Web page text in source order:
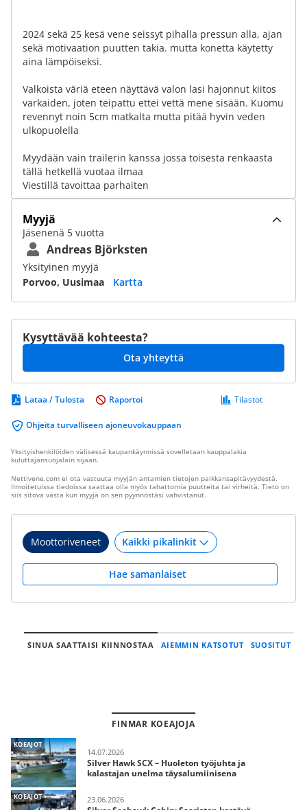
2024 sekä 25 kesä vene seissyt pihalla pressun alla, ajan
sekä motivaation puutten takia. mutta konetta käytetty
aina lämpöiseksi.
Valkoista väriä eteen näyttävä valon lasi hajonnut kiitos
varkaiden, joten teipattu ettei vettä mene sisään. Kuomu
revennyt noin 5cm matkalta mutta pitää hyvin veden
ulkopuolella
Myydään vain trailerin kanssa jossa toisesta renkaasta
tällä hetkellä vuotaa ilmaa
Viestillä tavoittaa parhaiten
Myyjä
Jäsenenä 5 vuotta
Andreas Björksten
Yksityinen myyjä
Porvoo, Uusimaa
Kartta
Kysyttävää kohteesta?
Ota yhteyttä
Lataa / Tulosta
Ohjeita turvalliseen ajoneuvokauppaan
Tilastot
Raportoi
Yksityishenkilöiden välisessä kaupankäynnissä sovelletaan kauppalakia
kuluttajansuojalain sijaan.
Nettivene.com ei ota vastuuta myyjän antamien tietojen paikkansapitävyydestä.
Ilmoitetuissa tiedoissa saattaa olla myös tahattomia puutteita tai virheitä. Tieto on
siis sitova vasta kun myyjä on sen pyynnöstäsi vahvistanut.
Moottoriveneet
Hae samanlaiset
SINUA SAATTAISI KIINNOSTAA AIEMMIN KATSOTUT SUOSITUT
FINMAR KOEAJOJA
KOEAJOT
14.07.2026
Silver Hawk SCX – Huoleton työjuhta ja
kalastajan unelma täysalumiinisena
KOEAJOT 23.06.2026